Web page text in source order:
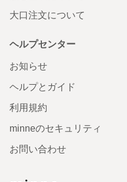
大口注文について
ヘルプセンター
お知らせ
ヘルプとガイド
利用規約
minneのセキュリティ
お問い合わせ